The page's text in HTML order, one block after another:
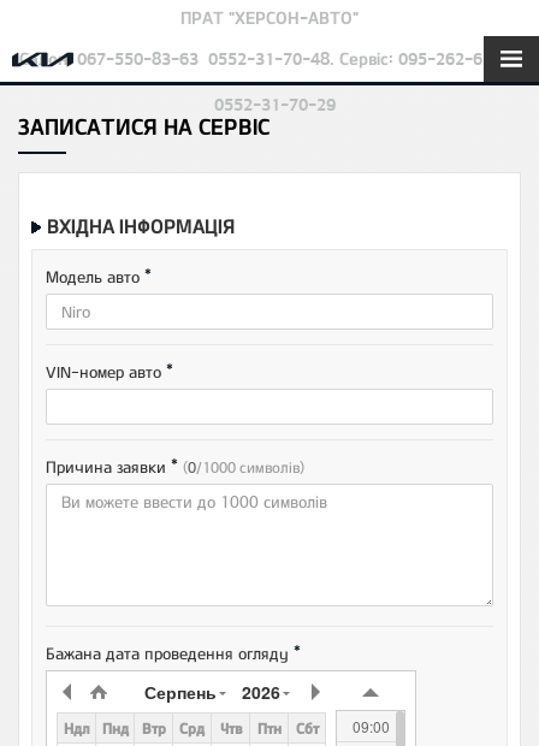
ПРАТ "ХЕРСОН-АВТО"
Салон: 067-550-83-63 0552-31-70-48. Сервіс: 095-262-63-24
0552-31-70-29
ЗАПИСАТИСЯ НА СЕРВІС
ВХІДНА ІНФОРМАЦІЯ
Модель авто *
VIN-номер авто *
Причина заявки * (0/1000 символiв)
Бажана дата проведення огляду *
Серпень 2026
Ндл Пнд Втр Срд Чтв Птн
Сбт
09:00